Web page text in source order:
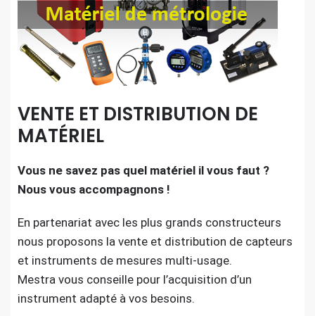
VENTE ET DISTRIBUTION DE
MATÉRIEL
Vous ne savez pas quel matériel il vous faut ?
Nous vous accompagnons !
En partenariat avec les plus grands constructeurs
nous proposons la vente et distribution de capteurs
et instruments de mesures multi-usage.
Mestra vous conseille pour l’acquisition d’un
instrument adapté à vos besoins.